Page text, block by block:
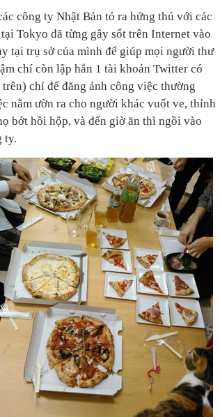
công ty Nhật Bản tỏ ra hứng thú với các
Tokyo đã từng gây sốt trên Internet vào
tại trụ sở của mình để giúp mọi người thư
chí còn lập hẳn 1 tài khoản Twitter có
chỉ để đăng ảnh công việc thường
nằm ườn ra cho người khác vuốt ve, thỉnh
bớt hồi hộp, và đến giờ ăn thì ngồi vào
ty.